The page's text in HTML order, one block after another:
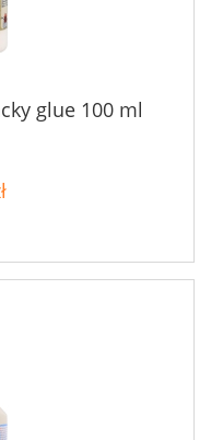
glue 100 ml